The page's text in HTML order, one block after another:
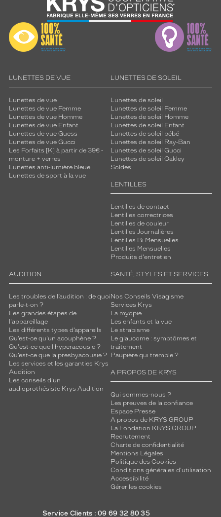
LUNETTES DE VUE
Lunettes de vue
Lunettes de vue Femme
Lunettes de vue Homme
Lunettes de vue Enfant
Lunettes de vue Guess
Lunettes de vue Gucci
Les Forfaits [K] à partir de 39€ -
monture + verres
Lunettes anti-lumière bleue
Lunettes de sport à la vue
LUNETTES DE SOLEIL
Lunettes de soleil
Lunettes de soleil Femme
Lunettes de soleil Homme
Lunettes de soleil Enfant
Lunettes de soleil bébé
Lunettes de soleil Ray-Ban
Lunettes de soleil Gucci
Lunettes de soleil Oakley
Soldes
LENTILLES
Lentilles de contact
Lentilles correctrices
Lentilles de couleur
Lentilles Journalières
Lentilles Bi Mensuelles
Lentilles Mensuelles
Produits d'entretien
AUDITION
Les troubles de l’audition : de quoi
parle-t-on ?
Les grandes étapes de
l'appareillage
Les différents types d’appareils
Qu’est-ce qu'un acouphène ?
Qu'est-ce que l'hyperacousie ?
Qu’est-ce que la presbyacousie ?
Les services et les garanties Krys
Audition
Les conseils d'un
audioprothésiste Krys Audition
SANTÉ, STYLES ET SERVICES
Nos Conseils Visagisme
Services Krys
La myopie
Les enfants et la vue
Le strabisme
Le glaucome : symptômes et
traitement
Paupière qui tremble ?
A PROPOS DE KRYS
Qui sommes-nous ?
Les preuves de la confiance
Espace Presse
A propos de KRYS GROUP
La Fondation KRYS GROUP
Recrutement
Charte de confidentialité
Mentions Légales
Politique des Cookies
Conditions générales d'utilisation
Accessibilité
Gérer les cookies
Service Clients : 09 69 32 80 35